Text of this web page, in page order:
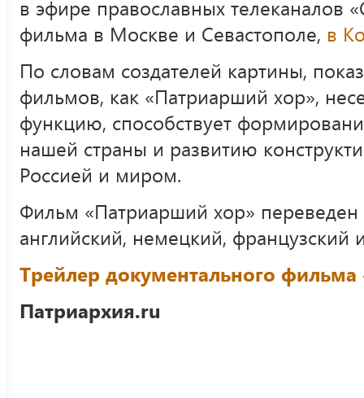
в эфире православных телеканалов
фильма в Москве и Севастополе, в
По словам создателей картины,
фильмов, как «Патриарший хор»,
функцию, способствует
нашей страны и развитию
Россией и миром.
Фильм «Патриарший хор» переведен
английский, немецкий, французский
Трейлер документального
Патриархия.ru